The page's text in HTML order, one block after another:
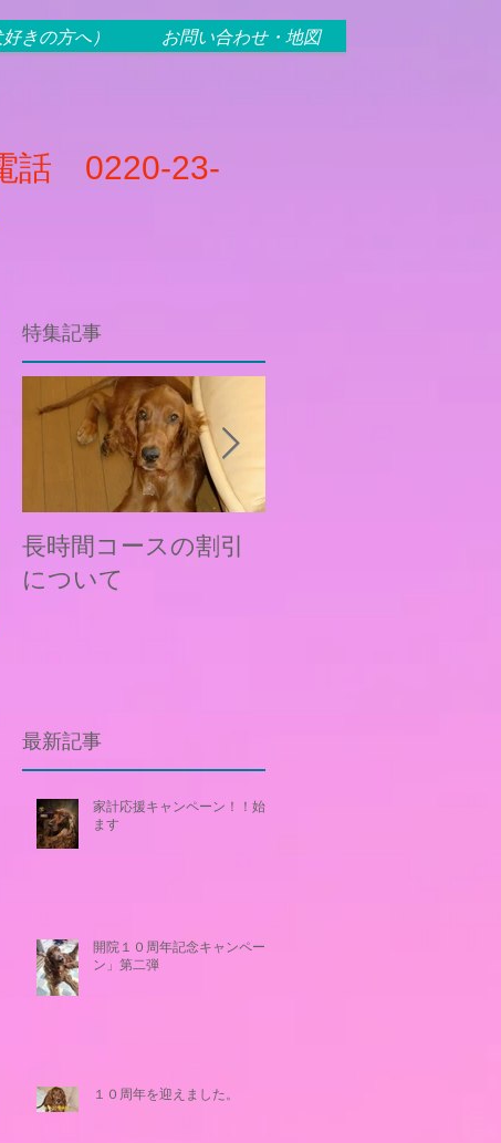
きの方へ） お問い合わせ・地図
話 0220-23-
特集記事
長時間コースの割引
について
最新記事
家計応援キャンペーン！！始め
ます
開院１０周年記念キャンペー
ン」第二弾
１０周年を迎えました。